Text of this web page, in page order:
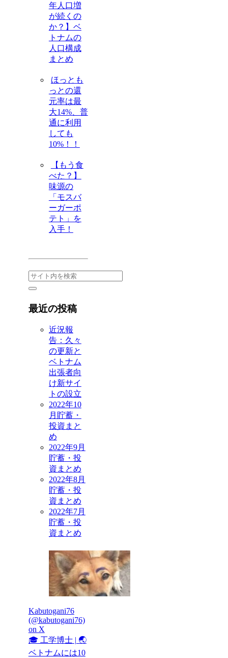
年人口増
が続くの
か？】ベ
トナムの
人口構成
まとめ
ほっとも
っとの還
元率は最
大14%、普
通に利用
しても
10%！！
【もう食
べた？】
味源の
「モスバ
ーガーポ
テト」を
入手！
最近の投稿
近況報
告：久々
の更新と
ベトナム
出張者向
け新サイ
トの設立
2022年10
月貯蓄・
投資まと
め
2022年9月
貯蓄・投
資まとめ
2022年8月
貯蓄・投
資まとめ
2022年7月
貯蓄・投
資まとめ
Kabutogani76
(@kabutogani76)
on X
🎓 工学博士 | 🌏
ベトナムには10